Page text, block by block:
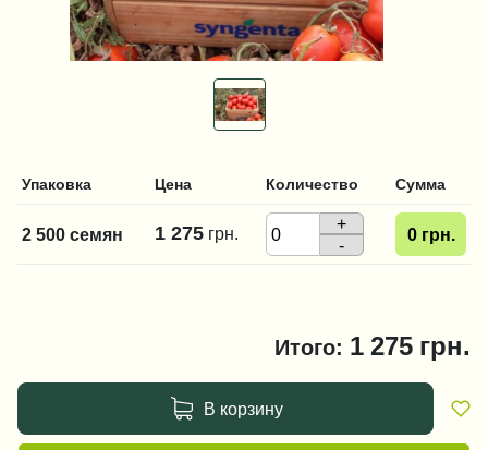
Упаковка Цена Количество Сумма
2 500 семян 1 275 грн.
+
-
0 грн.
Итого: 1 275 грн.
В корзину